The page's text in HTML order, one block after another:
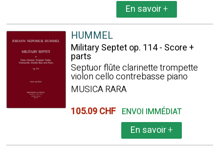
En savoir+
HUMMEL
Military Septet op. 114 - Score +
parts
Septuor flûte clarinette trompette
violon cello contrebasse piano
MUSICA RARA
105.09 CHF ENVOI IMMÉDIAT
En savoir+